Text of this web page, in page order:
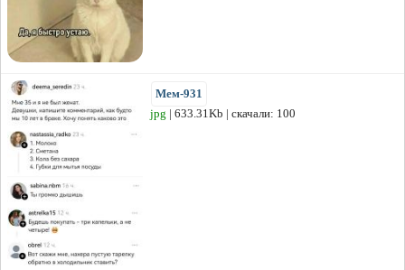
Мем-931
jpg | 633.31Kb | скачали: 100